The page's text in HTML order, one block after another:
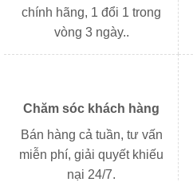
chính hãng, 1 đổi 1 trong
vòng 3 ngày..
Chăm sóc khách hàng
Bán hàng cả tuần, tư vấn
miễn phí, giải quyết khiếu
nại 24/7.